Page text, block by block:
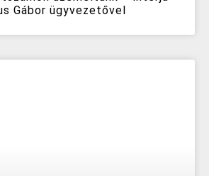
Gábor ügyvezetővel